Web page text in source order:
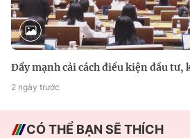
Đẩy mạnh cải cách điều kiện đầu tư,
2 ngày trước
CÓ THỂ BẠN SẼ THÍCH